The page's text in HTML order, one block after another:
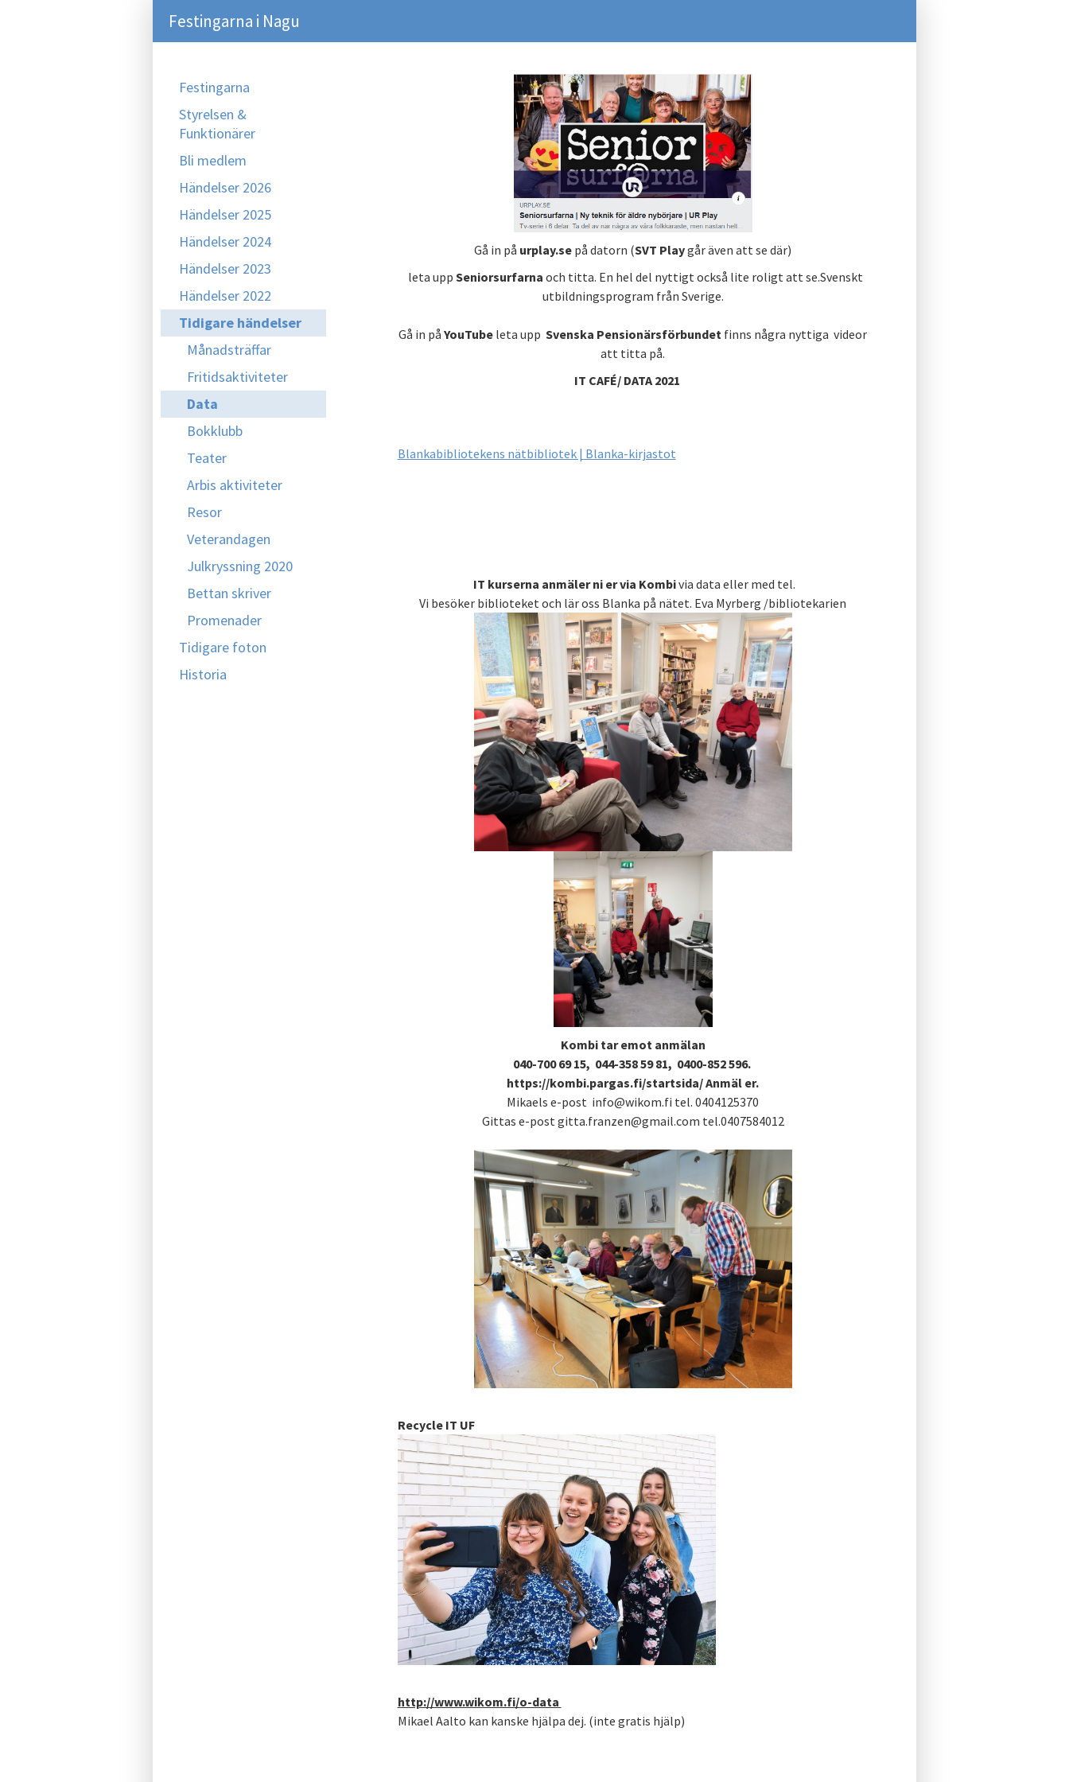
Festingarna i Nagu
Festingarna
Styrelsen &
Funktionärer
Bli medlem
Händelser 2026
Händelser 2025
Händelser 2024
Händelser 2023
Händelser 2022
Tidigare händelser
Månadsträffar
Fritidsaktiviteter
Data
Bokklubb
Teater
Arbis aktiviteter
Resor
Veterandagen
Julkryssning 2020
Bettan skriver
Promenader
Tidigare foton
Historia
Gå in på urplay.se på datorn (SVT Playgår även att se där)
leta upp Seniorsurfarna och titta. En hel del nyttigt också lite roligt att se.Svenskt
utbildningsprogram från Sverige.
Gå in på YouTube leta uppSvenska Pensionärsförbundet finns några nyttiga videor
att titta på.
IT CAFÉ/ DATA 2021
Blankabibliotekens nätbibliotek | Blanka-kirjastot
IT kurserna anmäler ni er via Kombivia data eller med tel.
Vi besöker biblioteket och lär oss Blanka på nätet. Eva Myrberg /bibliotekarien
Kombi tar emot anmälan
040-700 69 15, 044-358 59 81, 0400-852 596.
https://kombi.pargas.fi/startsida/ Anmäl er.
Mikaels e-post info@wikom.fi tel. 0404125370
Gittas e-post gitta.franzen@gmail.com tel.0407584012
Recycle IT UF
http://www.wikom.fi/o-data
Mikael Aalto kan kanske hjälpa dej. (inte gratis hjälp)